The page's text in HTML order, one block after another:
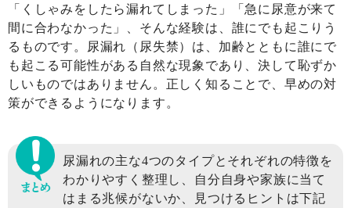
「くしゃみをしたら漏れてしまった」「急に尿意が来て
間に合わなかった」、そんな経験は、誰にでも起こりう
るものです。尿漏れ（尿失禁）は、加齢とともに誰にで
も起こる可能性がある自然な現象であり、決して恥ずか
しいものではありません。正しく知ることで、早めの対
策ができるようになります。
尿漏れの主な4つのタイプとそれぞれの特徴を
わかりやすく整理し、自分自身や家族に当て
はまる兆候がないか、見つけるヒントは下記